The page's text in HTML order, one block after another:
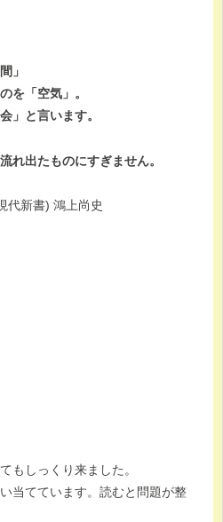
」
を「空気」。
」と言います。
れ出たものにすぎません。
代新書) 鴻上尚史
もしっくり来ました。
当てています。読むと問題が整